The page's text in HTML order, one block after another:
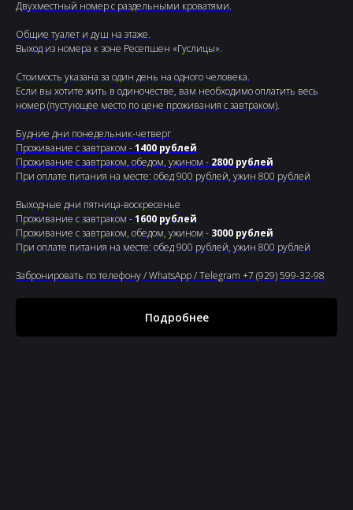
Двухместный номер с раздельными кроватями.
Общие туалет и душ на этаже.
Выход из номера к зоне Ресепшен «Гуслицы».
Стоимость указана за один день на одного человека.
Если вы хотите жить в одиночестве, вам необходимо оплатить весь
номер (пустующее место по цене проживания с завтраком).
Будние дни понедельник-четверг
Проживание с завтраком -1400 рублей
Проживание с завтраком, обедом, ужином - 2800 рублей
При оплате питания на месте: обед 900 рублей, ужин 800 рублей
Выходные дни пятница-воскресенье
Проживание с завтраком -1600 рублей
Проживание с завтраком, обедом, ужином - 3000 рублей
При оплате питания на месте: обед 900 рублей, ужин 800 рублей
Забронировать по телефону / WhatsApp / Telegram +7 (929) 599-32-98
Подробнее